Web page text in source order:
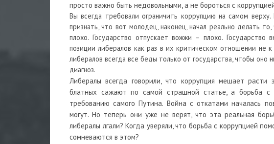
просто важно быть недовольными, а не бороться с
Вы всегда требовали ограничить коррупцию на самом
признать, что вот молодец, наконец, начал реально делать
плохо. Государство отпускает вожжи – плохо.
позиции либералов как раз в их критическом отношении не
либералов всегда все беды только от государства, чтобы оно
диагноз.
Либералы всегда говорили, что коррупция мешает
блатных сажают по самой страшной статье, а борьба
требованию самого Путина. Война с откатами началась
могут. Но теперь они уже не верят, что эта реальная
либералы лгали? Когда уверяли, что борьба с коррупцией
сомневаются в этом?